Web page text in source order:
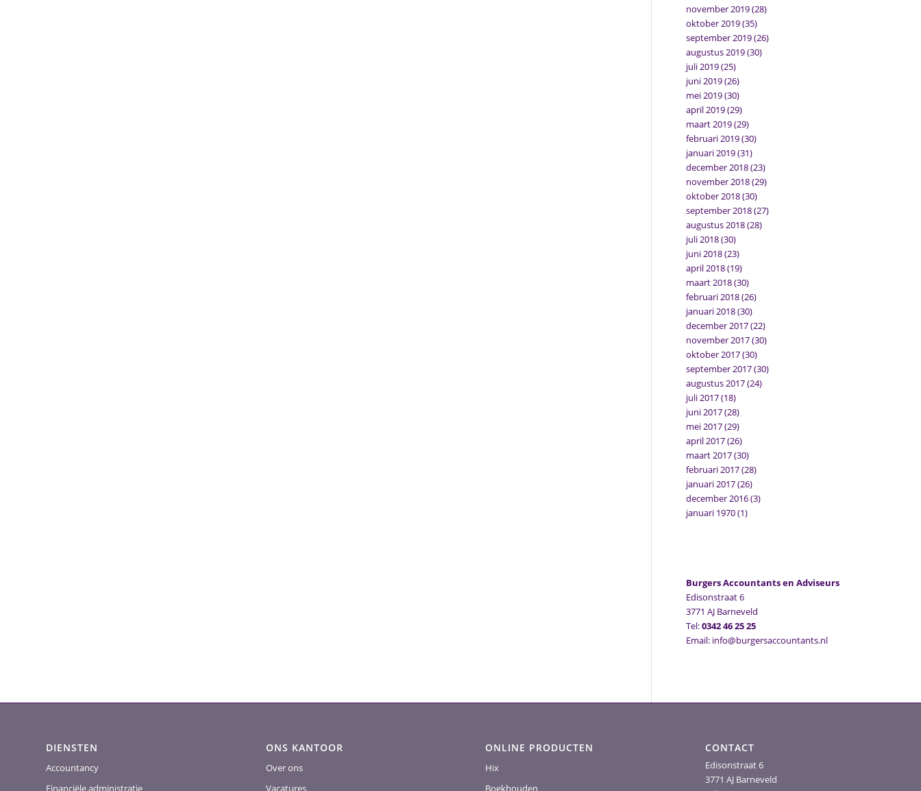
november 2019(28)
oktober 2019(35)
september 2019(26)
augustus 2019(30)
juli 2019(25)
juni 2019(26)
mei 2019(30)
april 2019(29)
maart 2019(29)
februari 2019(30)
januari 2019(31)
december 2018(23)
november 2018(29)
oktober 2018(30)
september 2018(27)
augustus 2018(28)
juli 2018(30)
juni 2018(23)
april 2018(19)
maart 2018(30)
februari 2018(26)
januari 2018(30)
december 2017(22)
november 2017(30)
oktober 2017(30)
september 2017(30)
augustus 2017(24)
juli 2017(18)
juni 2017(28)
mei 2017(29)
april 2017(26)
maart 2017(30)
februari 2017(28)
januari 2017(26)
december 2016(3)
januari 1970(1)
Burgers Accountants en Adviseurs
Edisonstraat 6
3771 AJ Barneveld
Tel:0342 46 25 25
Email: info@burgersaccountants.nl
DIENSTEN
Accountancy
Financiële administratie
ONS KANTOOR
Over ons
Vacatures
ONLINE PRODUCTEN
Hix
Boekhouden
CONTACT
Edisonstraat 6
3771 AJ Barneveld